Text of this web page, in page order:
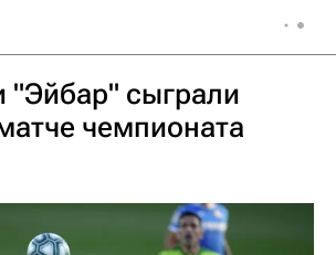
"Эйбар" сыграли
чемпионата